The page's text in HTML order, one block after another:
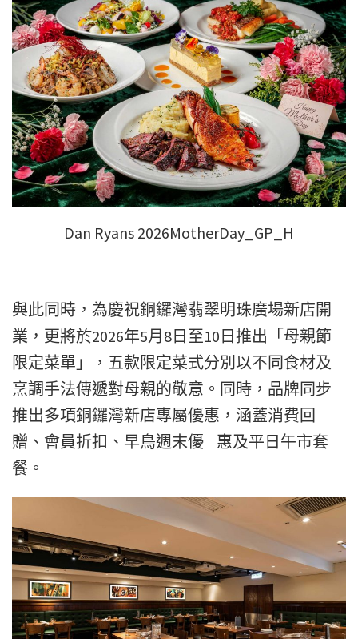
Dan Ryans 2026MotherDay_GP_H
與此同時， 為慶祝銅鑼灣翡翠明珠廣場新店開
業，更將於2026年5月8日至10日推出「母親節
限定菜單」，五款限定菜式分別以不同食材及
烹調手法傳遞對母親的敬意。同時，品牌同步
推出多項銅鑼灣新店專屬優惠，涵蓋消費回
贈、會員折扣、早鳥週末優 惠及平日午市套
餐。